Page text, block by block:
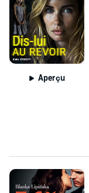
Aperçu